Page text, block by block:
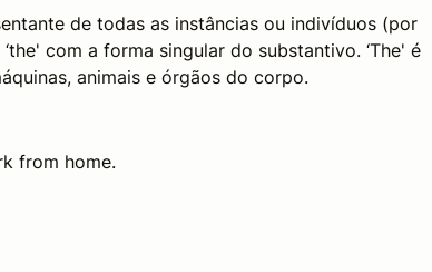
de todas as instâncias ou indivíduos (por
com a forma singular do substantivo. ‘The' é
animais e órgãos do corpo.
from home.